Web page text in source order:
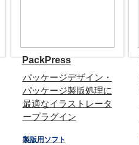
PackPress
パッケージデザイン・
パッケージ製版処理に
最適なイラストレータ
ープラグイン
製版用ソフト